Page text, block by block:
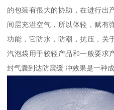
的包装有很大的协助，在进行出
间层充溢空气，所以体轻，赋有
功能，它防水，防潮，抗压，关
汽泡袋用于较轻产品和一般要求
封气囊到达防震缓 冲效果是一种